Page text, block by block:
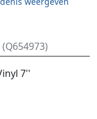
(Q654973)
7''